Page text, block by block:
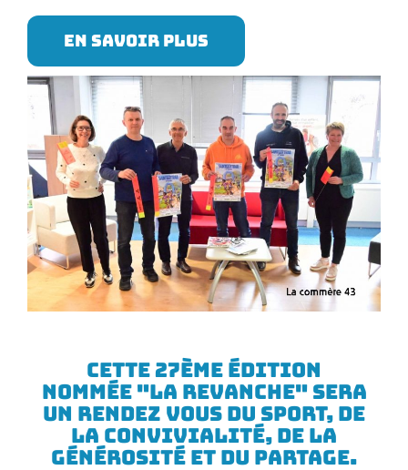
EN SAVOIR PLUS
Cette 27ème édition
nommée "LA revanche" sera
un rendez vous du sport, de
la convivialité, de la
générosité et du partage.